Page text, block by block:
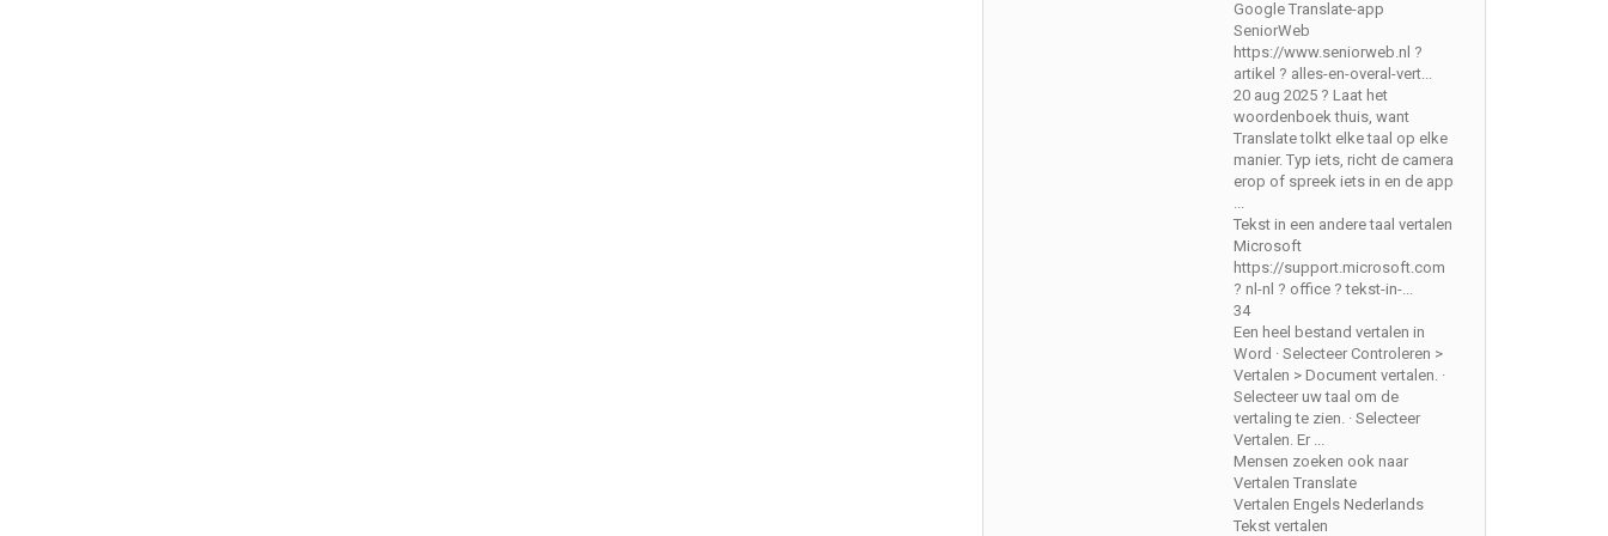
Google Translate-app
SeniorWeb
https://www.seniorweb.nl ?
artikel ? alles-en-overal-vert...
20 aug 2025 ? Laat het
woordenboek thuis, want
Translate tolkt elke taal op elke
manier. Typ iets, richt de camera
erop of spreek iets in en de app
...
Tekst in een andere taal vertalen
Microsoft
https://support.microsoft.com
? nl-nl ? office ? tekst-in-...
34
Een heel bestand vertalen in
Word · Selecteer Controleren >
Vertalen > Document vertalen. ·
Selecteer uw taal om de
vertaling te zien. · Selecteer
Vertalen. Er ...
Mensen zoeken ook naar
Vertalen Translate
Vertalen Engels Nederlands
Tekst vertalen